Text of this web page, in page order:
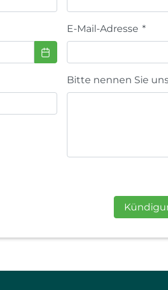
E-Mail-Adresse *
Bitte nennen Sie